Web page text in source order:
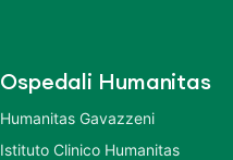
Ospedali Humanitas
Humanitas Gavazzeni
Istituto Clinico Humanitas